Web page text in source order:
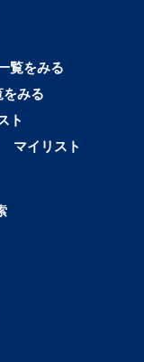
覧をみる
みる
ト
マイリスト